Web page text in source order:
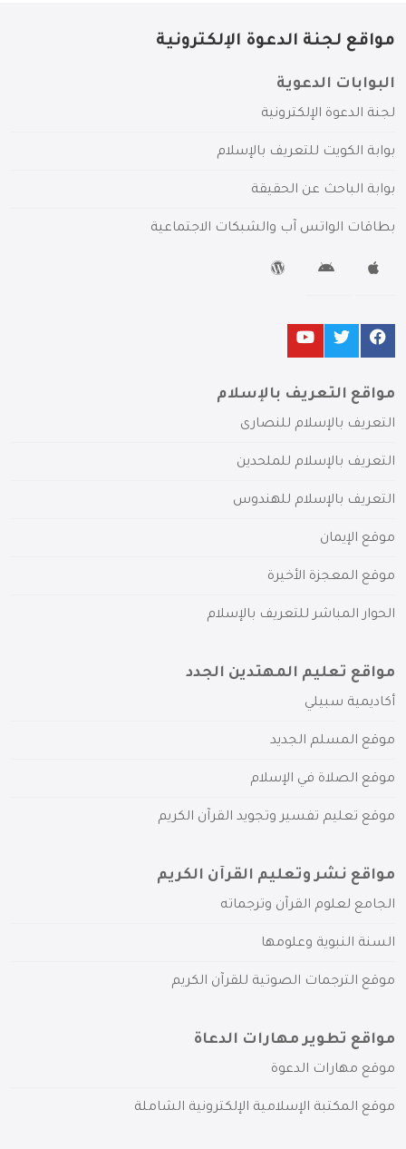
مواقع لجنة الدعوة الإلكترونية
البوابات الدعوية
لجنة الدعوة الإلكترونية
بوابة الكويت للتعريف بالإسلام
بوابة الباحث عن الحقيقة
بطاقات الواتس آب والشبكات الاجتماعية
مواقع التعريف بالإسلام
التعريف بالإسلام للنصارى
التعريف بالإسلام للملحدين
التعريف بالإسلام للهندوس
موقع الإيمان
موقع المعجزة الأخيرة
الحوار المباشر للتعريف بالإسلام
مواقع تعليم المهتدين الجدد
أكاديمية سبيلي
موقع المسلم الجديد
موقع الصلاة في الإسلام
موقع تعليم تفسير وتجويد القرآن الكريم
مواقع نشر وتعليم القرآن الكريم
الجامع لعلوم القرآن وترجماته
السنة النبوية وعلومها
موقع الترجمات الصوتية للقرآن الكريم
مواقع تطوير مهارات الدعاة
موقع مهارات الدعوة
موقع المكتبة الإسلامية الإلكترونية الشاملة